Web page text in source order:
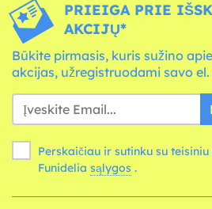
PRIEIGA PRIE
AKCIJŲ*
Būkite pirmasis, kuris sužino
akcijas, užregistruodami savo
Perskaičiau ir sutinku su
Funidelia sąlygos .